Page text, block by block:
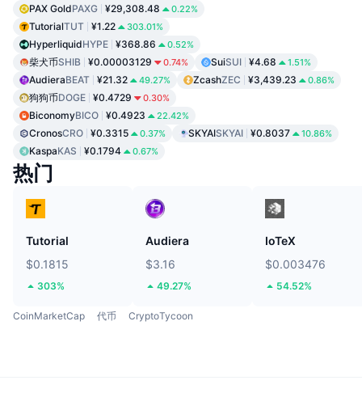
PAX GoldPAXG ¥29,308.48 0.22%
TutorialTUT ¥1.22 303.01%
HyperliquidHYPE ¥368.86 0.52%
柴犬币SHIB ¥0.00003129 0.74% SuiSUI ¥4.68 1.51%
AudieraBEAT ¥21.32 49.27% ZcashZEC ¥3,439.23 0.86%
狗狗币DOGE ¥0.4729 0.30%
BiconomyBICO ¥0.4923 22.42%
CronosCRO ¥0.3315 0.37% SKYAISKYAI ¥0.8037 10.86%
KaspaKAS ¥0.1794 0.67%
热门
Tutorial
$0.1815
303%
Audiera
$3.16
49.27%
IoTeX
$0.003476
54.52%
CoinMarketCap 代币 CryptoTycoon